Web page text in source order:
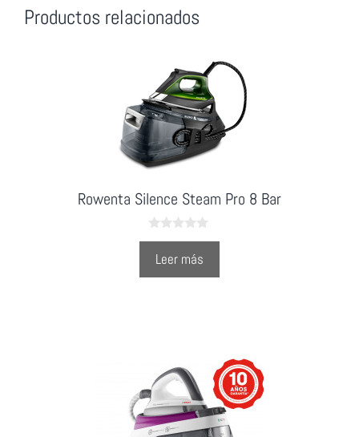
Productos relacionados
Rowenta Silence Steam Pro 8 Bar
0
Leer más